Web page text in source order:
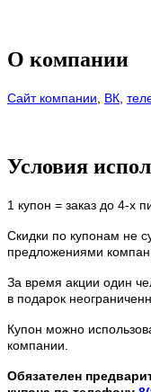
О компании
Сайт компании ВК
Условия
1 купон = заказ до 4-х
Скидки по купонам не
предложениями
За время акции один
в подарок
Купон можно
компании.
Обязателен